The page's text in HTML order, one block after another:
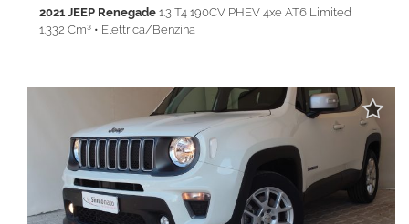
2021 JEEP Renegade 1.3 T4 190CV PHEV 4xe AT6 Limited
1.332 Cm³ • Elettrica/Benzina
Airbag testa • Alzacristalli elettrici • Android Auto • Apple
CarPlay • Autoradio • Bluetooth • Cerchi in lega • Climatizzatore
• Cruise Control • ESP • Fendinebbia • Full LED • Isofix • Keyless
• Lane Assist • Park Distance Control • PDC • Regolazione
elettrica sedili • Sedile posteriore sdoppiato • Servosterzo •
Specchietti laterali elettrici • Start&Stop • Telecamera
posteriore • Touch screen • USB • Vivavoce • Volante
multifunzione